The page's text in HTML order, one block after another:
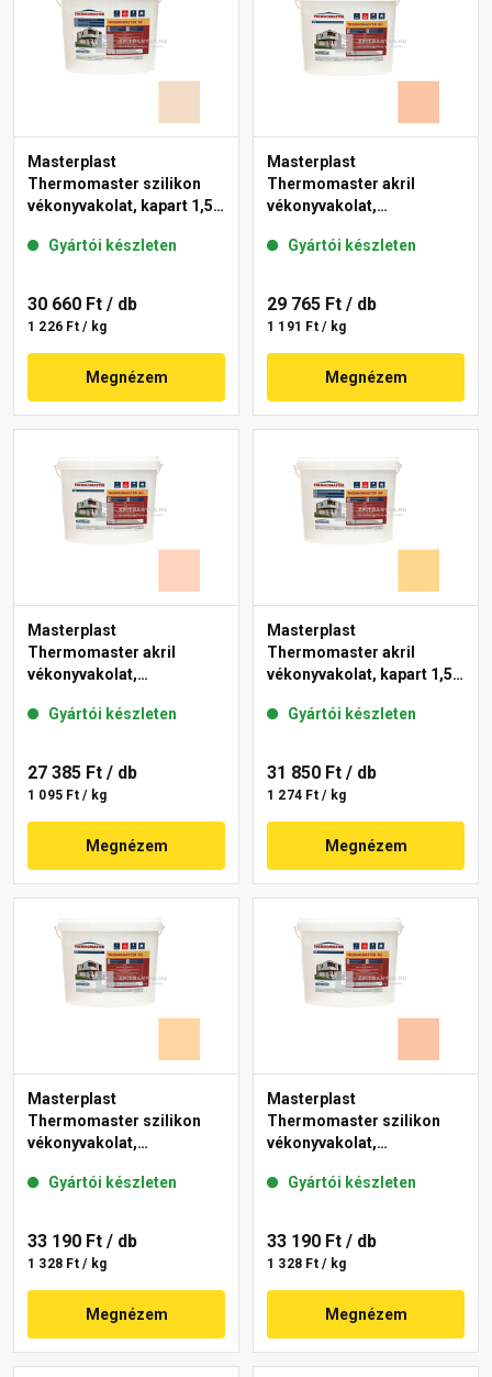
Masterplast
Thermomaster szilikon
vékonyvakolat, kapart 1,5
Gyártói készleten
30 660 Ft / db
1 226 Ft / kg
Megnézem
Masterplast
Thermomaster akril
vékonyvakolat,
11-D 25 kg
Gyártói készleten
29 765 Ft / db
1 191 Ft / kg
Megnézem
Masterplast
Thermomaster akril
vékonyvakolat,
15-E 25 kg
Gyártói készleten
27 385 Ft / db
1 095 Ft / kg
Megnézem
Masterplast
Thermomaster akril
vékonyvakolat, kapart 1,5
Gyártói készleten
31 850 Ft / db
1 274 Ft / kg
Megnézem
Masterplast
Thermomaster szilikon
vékonyvakolat,
06-E 25 kg
Gyártói készleten
33 190 Ft / db
1 328 Ft / kg
Megnézem
Masterplast
Thermomaster szilikon
vékonyvakolat,
11-D 25 kg
Gyártói készleten
33 190 Ft / db
1 328 Ft / kg
Megnézem